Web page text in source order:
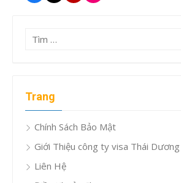
Tìm
Trang
Chính Sách Bảo Mật
Giới Thiệu công ty visa Thái Dương
Liên Hệ